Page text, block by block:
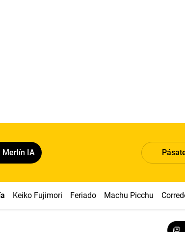
Merlín IA
Keiko Fujimori Feriado Machu Picchu